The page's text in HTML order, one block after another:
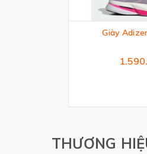
Giày Adizero
THƯƠNG